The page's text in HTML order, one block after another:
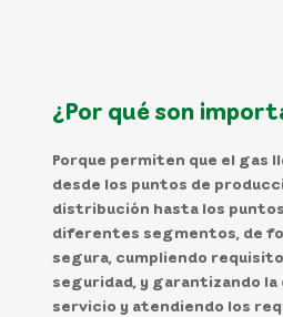
¿Por qué son
Porque permiten que el gas
desde los puntos de
distribución hasta los
diferentes segmentos, de
segura, cumpliendo
seguridad, y garantizando
servicio y atendiendo los